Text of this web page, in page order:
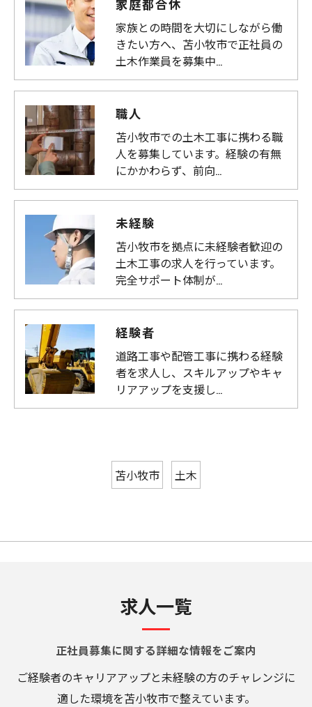
家族との時間を大切にしながら働
きたい方へ、苫小牧市で正社員の
土木作業員を募集中…
職人
苫小牧市での土木工事に携わる職
人を募集しています。経験の有無
にかかわらず、前向…
未経験
苫小牧市を拠点に未経験者歓迎の
土木工事の求人を行っています。
完全サポート体制が…
経験者
道路工事や配管工事に携わる経験
者を求人し、スキルアップやキャ
リアアップを支援し…
苫小牧市 土木
求人一覧
正社員募集に関する詳細な情報をご案内
ご経験者のキャリアアップと未経験の方のチャレンジに
適した環境を苫小牧市で整えています。